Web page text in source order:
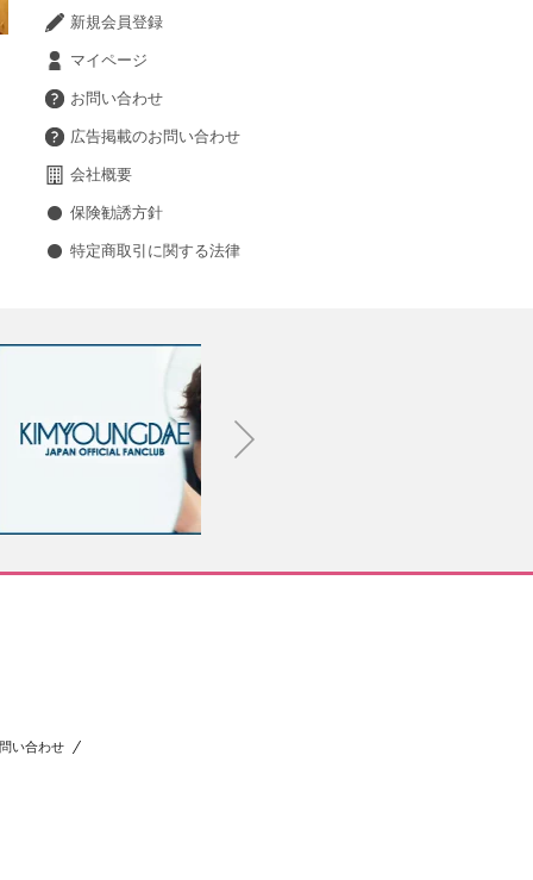
新規会員登録
マイページ
お問い合わせ
広告掲載のお問い合わせ
会社概要
保険勧誘方針
特定商取引に関する法律
い合わせ